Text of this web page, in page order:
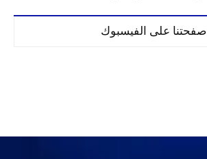
صفحتنا على الفيسبوك